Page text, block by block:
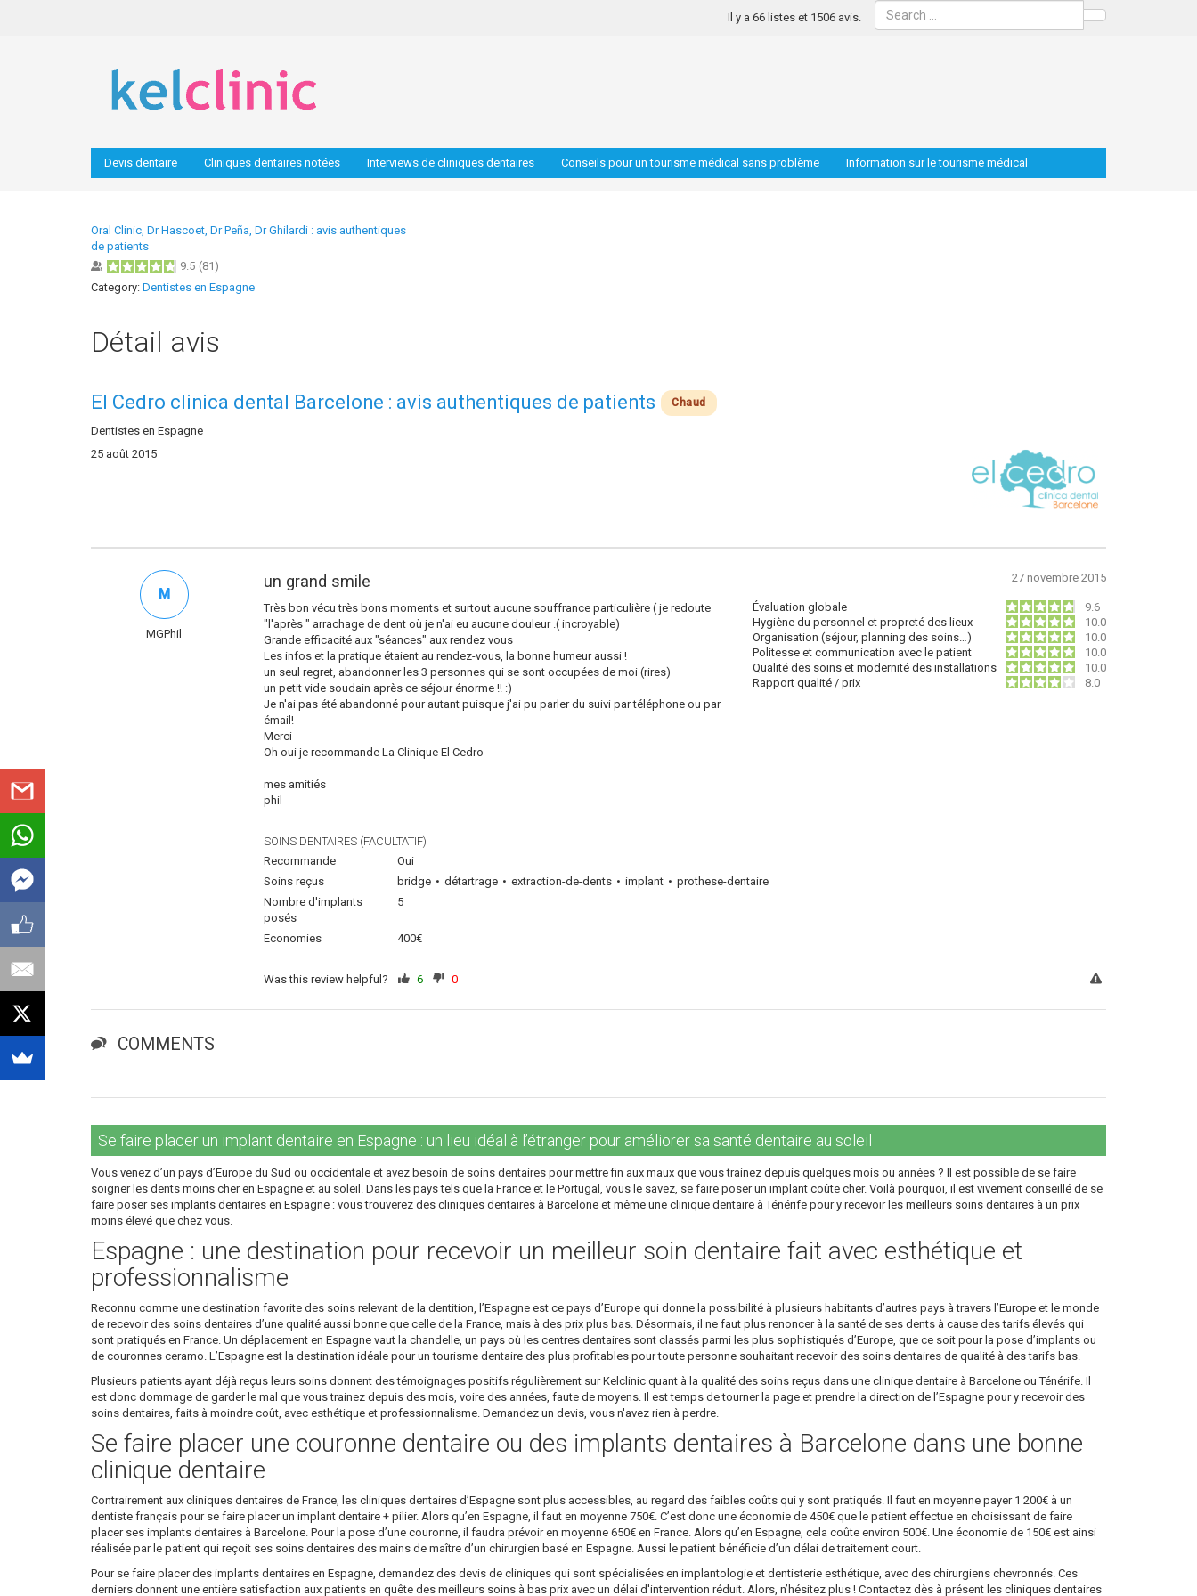
Search
Il y a 66 listes et 1506 avis.
Devis dentaire Cliniques dentaires notées Interviews de cliniques dentaires Conseils pour un tourisme médical sans problème Information sur le tourisme médical
Oral Clinic, Dr Hascoet, Dr Peña, Dr Ghilardi : avis authentiques
de patients
9.5 (81 )
Category: Dentistes en Espagne
Détail avis
El Cedro clinica dental Barcelone : avis authentiques de patients Chaud
Dentistes en Espagne
25 août 2015
un grand smile 27 novembre 2015
Évaluation globale
9.6
Hygiène du personnel et propreté des lieux
10.0
Organisation (séjour, planning des soins…)
10.0
Politesse et communication avec le patient
10.0
Qualité des soins et modernité des installations
10.0
Rapport qualité / prix
8.0
Très bon vécu très bons moments et surtout aucune souffrance particulière ( je redoute
"l'après " arrachage de dent où je n'ai eu aucune douleur .( incroyable)
Grande efficacité aux "séances" aux rendez vous
Les infos et la pratique étaient au rendez-vous, la bonne humeur aussi !
un seul regret, abandonner les 3 personnes qui se sont occupées de moi (rires)
un petit vide soudain après ce séjour énorme !! :)
Je n'ai pas été abandonné pour autant puisque j'ai pu parler du suivi par téléphone ou par
émail!
Merci
Oh oui je recommande La Clinique El Cedro
mes amitiés
phil
SOINS DENTAIRES (FACULTATIF)
Recommande
Oui
Soins reçus
bridge détartrage extraction-de-dents implant
prothese-dentaire
Nombre d'implants
posés
5
Economies 400€
M
MGPhil
Was this review helpful? 6 0
COMMENTS
Se faire placer un implant dentaire en Espagne : un lieu idéal à l’étranger pour améliorer sa santé dentaire au soleil
Vous venez d’un pays d’Europe du Sud ou occidentale et avez besoin de soins dentaires pour mettre fin aux maux que vous trainez depuis quelques mois ou années ? Il est possible de se faire
soigner les dents moins cher en Espagne et au soleil. Dans les pays tels que la France et le Portugal, vous le savez, se faire poser un implant coûte cher. Voilà pourquoi, il est vivement conseillé de se
faire poser ses implants dentaires en Espagne : vous trouverez des cliniques dentaires à Barcelone et même une clinique dentaire à Ténérife pour y recevoir les meilleurs soins dentaires à un prix
moins élevé que chez vous.
Espagne : une destination pour recevoir un meilleur soin dentaire fait avec esthétique et
professionnalisme
Reconnu comme une destination favorite des soins relevant de la dentition, l’Espagne est ce pays d’Europe qui donne la possibilité à plusieurs habitants d’autres pays à travers l’Europe et le monde
de recevoir des soins dentaires d’une qualité aussi bonne que celle de la France, mais à des prix plus bas. Désormais, il ne faut plus renoncer à la santé de ses dents à cause des tarifs élevés qui
sont pratiqués en France. Un déplacement en Espagne vaut la chandelle, un pays où les centres dentaires sont classés parmi les plus sophistiqués d’Europe, que ce soit pour la pose d’implants ou
de couronnes ceramo. L’Espagne est la destination idéale pour un tourisme dentaire des plus profitables pour toute personne souhaitant recevoir des soins dentaires de qualité à des tarifs bas.
Plusieurs patients ayant déjà reçus leurs soins donnent des témoignages positifs régulièrement sur Kelclinic quant à la qualité des soins reçus dans une clinique dentaire à Barcelone ou Ténérife. Il
est donc dommage de garder le mal que vous trainez depuis des mois, voire des années, faute de moyens. Il est temps de tourner la page et prendre la direction de l’Espagne pour y recevoir des
soins dentaires, faits à moindre coût, avec esthétique et professionnalisme. Demandez un devis, vous n'avez rien à perdre.
Se faire placer une couronne dentaire ou des implants dentaires à Barcelone dans une bonne
clinique dentaire
Contrairement aux cliniques dentaires de France, les cliniques dentaires d’Espagne sont plus accessibles, au regard des faibles coûts qui y sont pratiqués. Il faut en moyenne payer 1 200€ à un
dentiste français pour se faire placer un implant dentaire + pilier. Alors qu’en Espagne, il faut en moyenne 750€. C’est donc une économie de 450€ que le patient effectue en choisissant de faire
placer ses implants dentaires à Barcelone. Pour la pose d’une couronne, il faudra prévoir en moyenne 650€ en France. Alors qu’en Espagne, cela coûte environ 500€. Une économie de 150€ est ainsi
réalisée par le patient qui reçoit ses soins dentaires des mains de maître d’un chirurgien basé en Espagne. Aussi le patient bénéficie d’un délai de traitement court.
Pour se faire placer des implants dentaires en Espagne, demandez des devis de cliniques qui sont spécialisées en implantologie et dentisterie esthétique, avec des chirurgiens chevronnés. Ces
derniers donnent une entière satisfaction aux patients en quête des meilleurs soins à bas prix avec un délai d'intervention réduit. Alors, n’hésitez plus ! Contactez dès à présent les cliniques dentaires